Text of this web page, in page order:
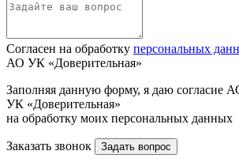
Согласен на обработку персональных
АО УК «Доверительная»
Заполняя данную форму, я даю согласие
УК «Доверительная»
на обработку моих персональных данных
Заказать звонок Задать вопрос